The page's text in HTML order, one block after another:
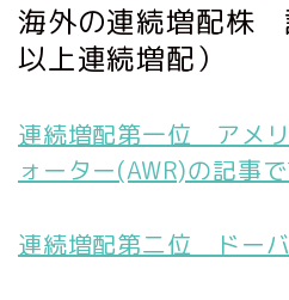
海外の連続増配株
以上連続増配）
連続増配第一位 アメ
ォーター(AWR)の記事
連続増配第二位 ドー